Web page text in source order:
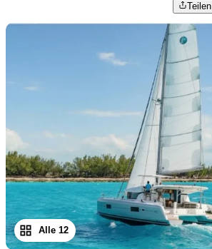
Teilen
Alle 12